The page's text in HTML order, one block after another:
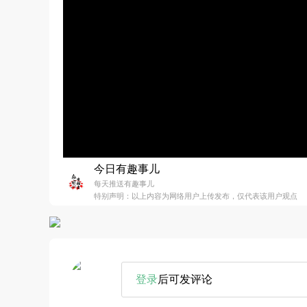
今日有趣事儿
每天推送有趣事儿
特别声明：以上内容为网络用户上传发布，仅代表该用户观点
登录后可发评论